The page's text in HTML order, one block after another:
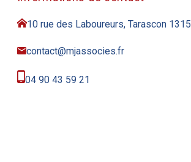
10 rue des Laboureurs, Tarascon
contact@mjassocies.fr
04 90 43 59 21